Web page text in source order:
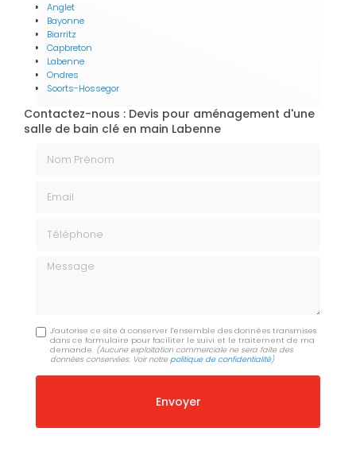
Anglet
Bayonne
Biarritz
Capbreton
Labenne
Ondres
Soorts-Hossegor
Contactez-nous : Devis pour aménagement d'une
salle de bain clé en main Labenne
Message
J'autorise ce site à conserver l'ensemble des données transmises
dans ce formulaire pour faciliter le suivi et le traitement de ma
demande. (Aucune exploitation commerciale ne sera faite des
données conservées. Voir notrepolitique de confidentialité)